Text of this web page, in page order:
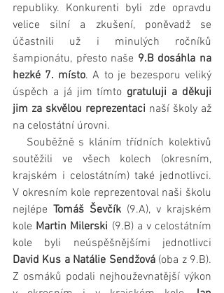
republiky. Konkurenti byli zde opravdu
velice silní a zkušení, poněvadž se
účastnili už i minulých ročníků
šampionátu, přesto naše 9.B dosáhla na
hezké 7. místo. A to je bezesporu veliký
úspěch a já jim tímto gratuluji a děkuji
jim za skvělou reprezentaci naší školy až
na celostátní úrovni.
Souběžně s kláním třídních kolektivů
soutěžili ve všech kolech (okresním,
krajském i celostátním) také jednotlivci.
V okresním kole reprezentoval naši školu
nejlépe Tomáš Ševčík (9.A), v krajském
kole Martin Milerski (9.B) a v celostátním
David Kus a Natálie Sendžová (oba z 9.B).
Z osmáků podali nejhouževnatější výkon